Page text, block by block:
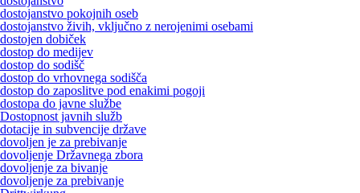
dostojanstvo pokojnih oseb
dostojanstvo živih, vključno z nerojenimi osebami
dostojen dobiček
dostop do medijev
dostop do sodišč
dostop do vrhovnega sodišča
dostop do zaposlitve pod enakimi pogoji
dostopa do javne službe
Dostopnost javnih služb
dotacije in subvencije države
dovoljen je za prebivanje
dovoljenje Državnega zbora
dovoljenje za bivanje
dovoljenje za prebivanje